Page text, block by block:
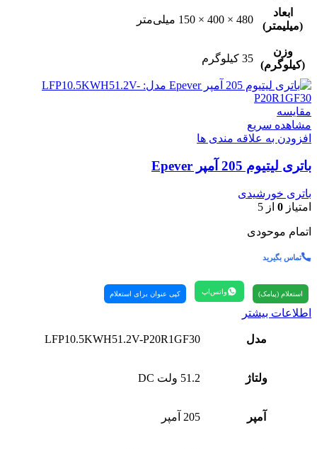
ابعاد
(میلیمتر)
480 × 400 × 150 میلی‌متر
وزن
(کیلوگرم)
35 کیلوگرم
مقایسه
مشاهده سریع
افزودن به علاقه مندی ها
باتری لیتیوم 205 آمپر Epever
باتری خورشیدی
امتیاز 0 از 5
اتمام موحودی
تماس بگیرید
استعلام (پیامک) واتس‌اپ کپی عنوان برای استعلام
اطلاعات بیشتر
مدل LFP10.5KWH51.2V-P20R1GF30
ولتاژ 51.2 ولت DC
آمپر 205 آمپر